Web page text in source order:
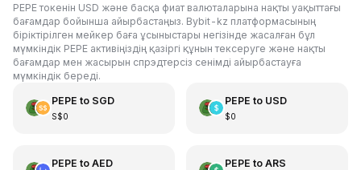
PEPE токенін USD және басқа фиат валюталарына нақты уақыттағы
бағамдар бойынша айырбастаңыз. Bybit-kz платформасының
біріктірілген мейкер баға ұсыныстары негізінде жасалған бұл
мүмкіндік PEPE активіңіздің қазіргі құнын тексеруге және нақты
бағамдар мен жасырын спрэдтерсіз сенімді айырбастауға
мүмкіндік береді.
PEPE to SGD
S$0
PEPE to USD
$0
PEPE to AED PEPE to ARS